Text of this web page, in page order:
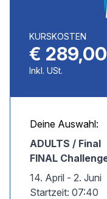
KURSKOSTEN
€
Inkl. USt.
Deine Auswahl:
ADULTS / Final
FINAL
14. April - 2. Juni
Startzeit: 07:40